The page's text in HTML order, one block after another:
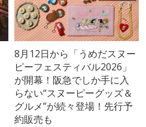
8月12日から「うめだスヌー
ピーフェスティバル2026」
が開幕！阪急でしか手に入
らない“スヌーピーグッズ＆
グルメ”が続々登場！先行予
約販売も